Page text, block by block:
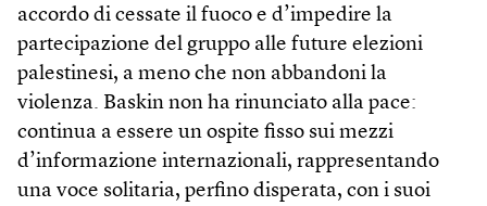
accordo di cessate il fuoco e d’impedire la
partecipazione del gruppo alle future elezioni
palestinesi, a meno che non abbandoni la
violenza. Baskin non ha rinunciato alla pace:
continua a essere un ospite fisso sui mezzi
d’informazione internazionali, rappresentando
una voce solitaria, perfino disperata, con i suoi